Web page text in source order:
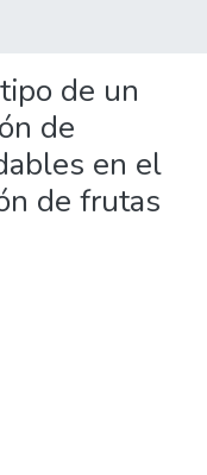
de un
de
en el
de frutas